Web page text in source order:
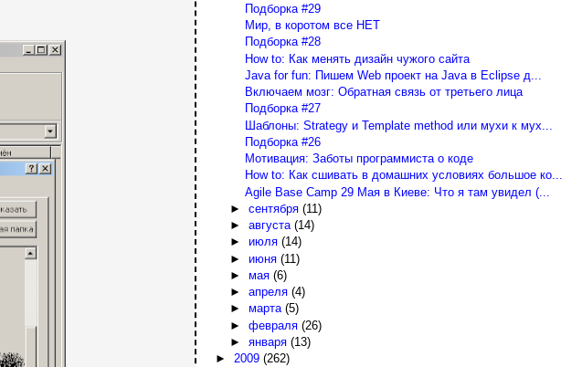
Подборка #29
Мир, в коротом все НЕТ
Подборка #28
How to: Как менять дизайн чужого сайта
Java for fun: Пишем Web проект на Java в Eclipse д...
Включаем мозг: Обратная связь от третьего лица
Подборка #27
Шаблоны: Strategy и Template method или мухи к мух...
Подборка #26
Мотивация: Заботы программиста о коде
How to: Как сшивать в домашних условиях большое ко...
Agile Base Camp 29 Мая в Киеве: Что я там увидел (...
► сентября (11)
► августа (14)
► июля (14)
► июня (11)
► мая (6)
► апреля (4)
► марта (5)
► февраля (26)
► января (13)
►2009(262)